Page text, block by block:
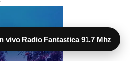
vivo Radio Fantastica 91.7 Mhz